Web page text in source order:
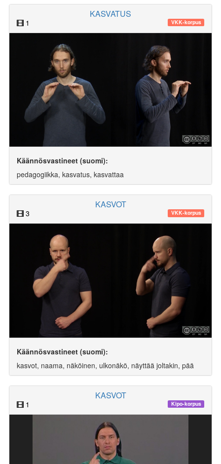
KASVATUS
1 VKK-korpus
Käännösvastineet (suomi):
pedagogiikka, kasvatus, kasvattaa
KASVOT
3 VKK-korpus
Käännösvastineet (suomi):
kasvot, naama, näköinen, ulkonäkö, näyttää joltakin, pää
KASVOT
1 Kipo-korpus